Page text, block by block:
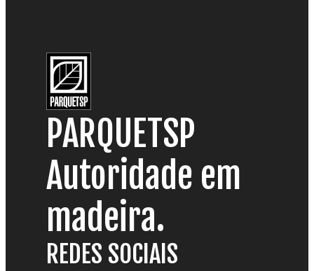
PARQUETSP
Autoridade em
madeira.
REDES SOCIAIS